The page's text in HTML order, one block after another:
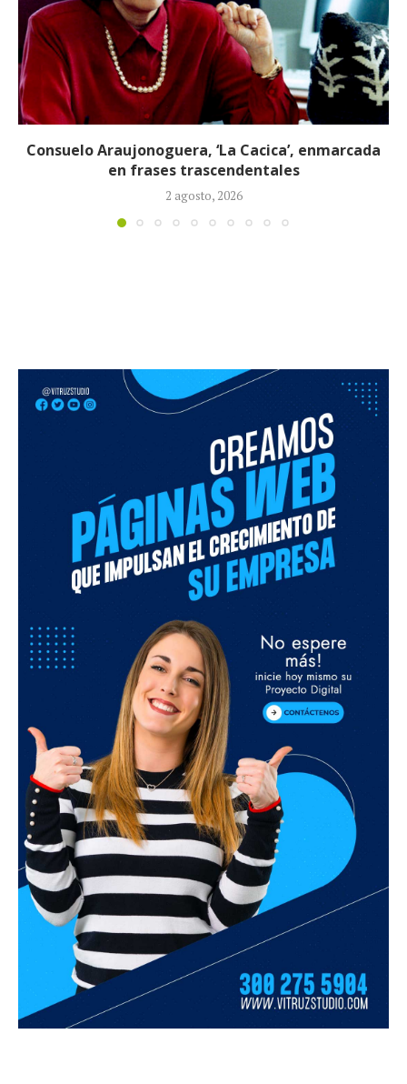
EE. UU. imputa al expresidente cubano Raúl Castro
por muerte de cuatro...
21 mayo, 2026